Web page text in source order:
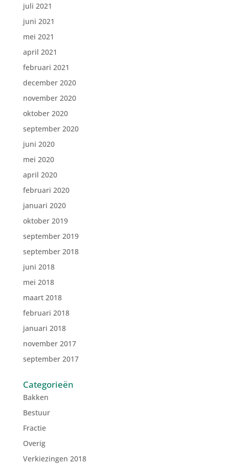
juli 2021
juni 2021
mei 2021
april 2021
februari 2021
december 2020
november 2020
oktober 2020
september 2020
juni 2020
mei 2020
april 2020
februari 2020
januari 2020
oktober 2019
september 2019
september 2018
juni 2018
mei 2018
maart 2018
februari 2018
januari 2018
november 2017
september 2017
Categorieën
Bakken
Bestuur
Fractie
Overig
Verkiezingen 2018